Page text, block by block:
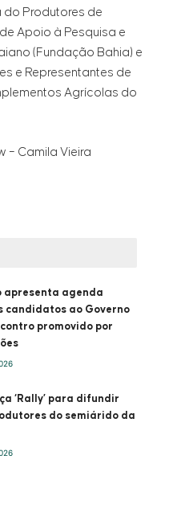
Produtores de
Apoio à Pesquisa e
(Fundação Bahia) e
e Representantes de
Agrícolas do
– Camila Vieira
apresenta agenda
candidatos ao Governo
promovido por
‘Rally’ para difundir
do semiárido da